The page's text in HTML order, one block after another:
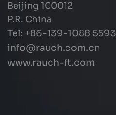
Beijing 100012
P.R. China
Tel: +86-139-1088 5593
info@rauch.com.cn
www.rauch-ft.com